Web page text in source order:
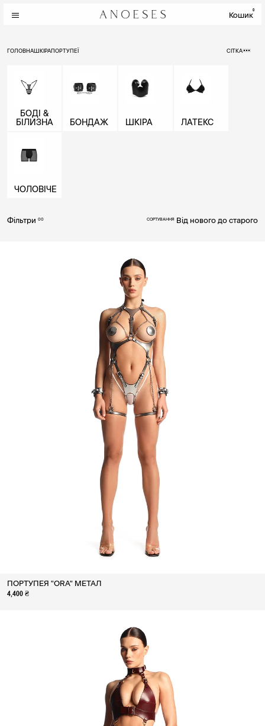
Кошик0
ГОЛОВНАШКІРАПОРТУПЕЇ СІТКА
БОДІ &
БІЛИЗНА БОНДАЖ ШКІРА ЛАТЕКС
ЧОЛОВІЧЕ
Фільтри 00 СОРТУВАННЯ Від нового до старого
ПОРТУПЕЯ "ORA" МЕТАЛ
4,400 ₴